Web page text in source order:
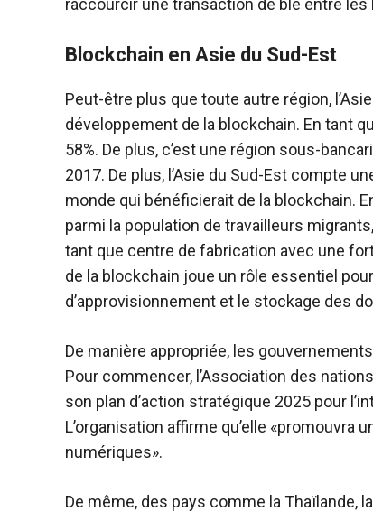
raccourcir une transaction de blé entre les
Blockchain en Asie du Sud-Est
Peut-être plus que toute autre région,
développement de la blockchain. En tant
58%. De plus, c’est une région sous-
2017. De plus, l’Asie du Sud-Est compte
monde qui bénéficierait de la blockchain.
parmi la population de travailleurs
tant que centre de fabrication avec une
de la blockchain joue un rôle essentiel
d’approvisionnement et le stockage des
De manière appropriée, les
Pour commencer, l’Association des
son plan d’action stratégique 2025 pour
L’organisation affirme qu’elle
numériques».
De même, des pays comme la Thaïlande,